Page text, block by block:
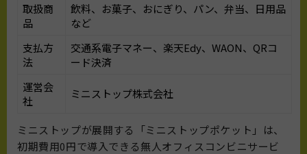
取扱商
品
飲料、お菓子、おにぎり、パン、弁当、日用品
など
支払方
法
交通系電子マネー、楽天Edy、WAON、QRコ
ード決済
運営会
社
ミニストップ株式会社
ミニストップが展開する「ミニストップポケット」は、
初期費用0円で導入できる無人オフィスコンビニサービ